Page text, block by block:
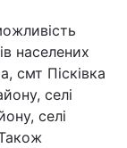
населених
смт Пісківка
селі
селі